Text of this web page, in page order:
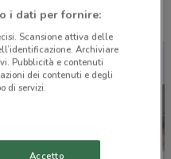
i dati per fornire:
Scansione attiva delle
Archiviare
Pubblicità e contenuti
dei contenuti e degli
di servizi.
Accetto